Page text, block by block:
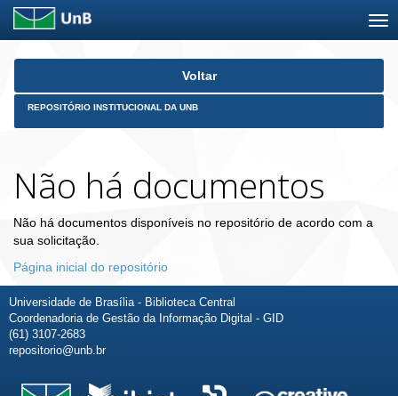
Skip
Voltar
REPOSITÓRIO INSTITUCIONAL DA UNB
Não há documentos
Não há documentos disponíveis no repositório de acordo com a
sua solicitação.
Página inicial do repositório
Universidade de Brasília - Biblioteca Central
Coordenadoria de Gestão da Informação Digital - GID
(61) 3107-2683
repositorio@unb.br